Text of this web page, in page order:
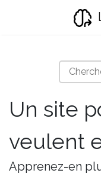
Un site
veulent
Apprenez-en